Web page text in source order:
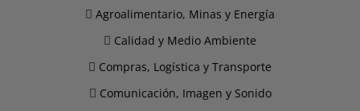
Agroalimentario, Minas y Energía
Calidad y Medio Ambiente
Compras, Logística y Transporte
Comunicación, Imagen y Sonido